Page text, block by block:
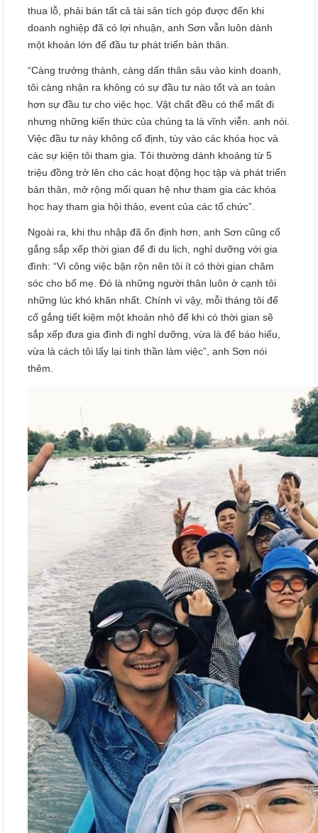
thua lỗ, phải bán tất cả tài sản tích góp được đến khi
doanh nghiệp đã có lợi nhuận, anh Sơn vẫn luôn dành
một khoản lớn để đầu tư phát triển bản thân.
“Càng trưởng thành, càng dấn thân sâu vào kinh doanh,
tôi càng nhận ra không có sự đầu tư nào tốt và an toàn
hơn sự đầu tư cho việc học. Vật chất đều có thể mất đi
nhưng những kiến thức của chúng ta là vĩnh viễn. anh nói.
Việc đầu tư này không cố định, tùy vào các khóa học và
các sự kiện tôi tham gia. Tôi thường dành khoảng từ 5
triệu đồng trở lên cho các hoạt động học tập và phát triển
bản thân, mở rộng mối quan hệ như tham gia các khóa
học hay tham gia hội thảo, event của các tổ chức”.
Ngoài ra, khi thu nhập đã ổn định hơn, anh Sơn cũng cố
gắng sắp xếp thời gian để đi du lịch, nghỉ dưỡng với gia
đình: “Vì công việc bận rộn nên tôi ít có thời gian chăm
sóc cho bố mẹ. Đó là những người thân luôn ở cạnh tôi
những lúc khó khăn nhất. Chính vì vậy, mỗi tháng tôi để
cố gắng tiết kiệm một khoản nhỏ để khi có thời gian sẽ
sắp xếp đưa gia đình đi nghỉ dưỡng, vừa là để báo hiếu,
vừa là cách tôi lấy lại tinh thần làm việc”, anh Sơn nói
thêm.